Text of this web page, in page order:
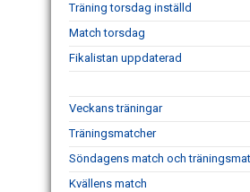
Träning torsdag inställd
Match torsdag
Fikalistan uppdaterad
Veckans träningar
Träningsmatcher
Söndagens match och
Kvällens match